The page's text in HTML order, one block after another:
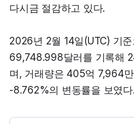
다시금 절감하고 있다.
2026년 2월 14일(UTC) 기
69,748.998달러를 기록해
며, 거래량은 405억 7,964
-8.762%의 변동률을 보였다.